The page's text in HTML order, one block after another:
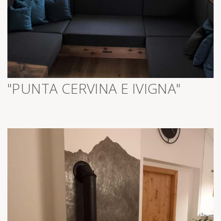
>
"PUNTA CERVINA E IVIGNA"